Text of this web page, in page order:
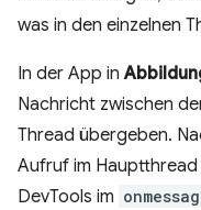
was in den einzelnen
In der App in
Nachricht zwischen
Thread übergeben.
Aufruf im
DevTools im